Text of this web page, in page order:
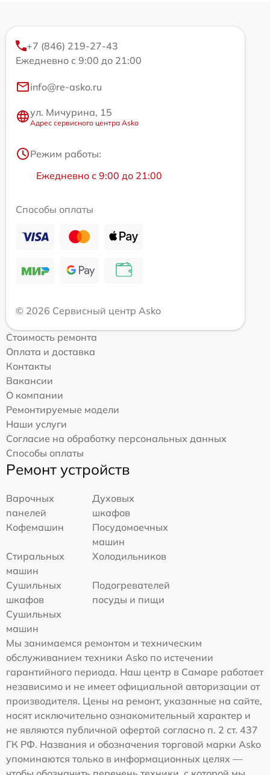
+7 (846) 219-27-43
Ежедневно с 9:00 до 21:00
info@re-asko.ru
ул. Мичурина, 15
Адрес сервисного центра Asko
Режим работы:
Ежедневно с 9:00 до 21:00
Способы оплаты
© 2026 Сервисный центр Asko
Стоимость ремонта
Оплата и доставка
Контакты
Вакансии
О компании
Ремонтируемые модели
Наши услуги
Согласие на обработку персональных данных
Способы оплаты
Ремонт устройств
Варочных
панелей
Духовых
шкафов
Кофемашин
Посудомоечных
машин
Стиральных
машин
Холодильников
Сушильных
шкафов
Подогревателей
посуды и пищи
Сушильных
машин
Мы занимаемся ремонтом и техническим
обслуживанием техники Asko по истечении
гарантийного периода. Наш центр в Самаре работает
независимо и не имеет официальной авторизации от
производителя. Цены на ремонт, указанные на сайте,
носят исключительно ознакомительный характер и
не являются публичной офертой согласно п. 2 ст. 437
ГК РФ. Названия и обозначения торговой марки Asko
упоминаются только в информационных целях —